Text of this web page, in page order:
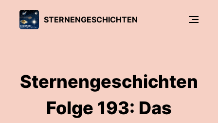
STERNENGESCHICHTEN
Sternengeschichten
Folge 193: Das